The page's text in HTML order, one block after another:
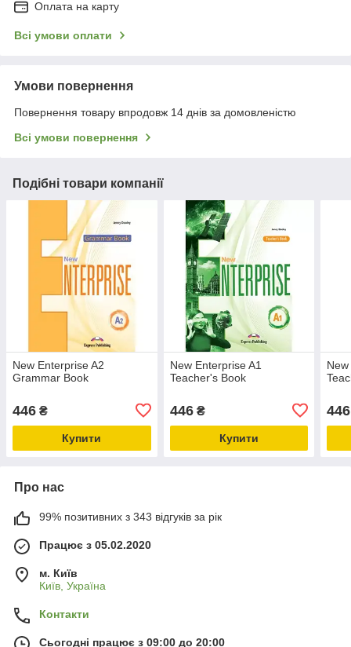
Оплата на карту
Всі умови оплати
Умови повернення
Повернення товару впродовж 14 днів за домовленістю
Всі умови повернення
Подібні товари компанії
New Enterprise A2
Grammar Book
446 ₴
Купити
New Enterprise A1
Teacher's Book
446₴
Купити
446
Про нас
99% позитивних з 343 відгуків за рік
Працює з 05.02.2020
м. Київ
Київ, Україна
Контакти
Сьогодні працює з 09:00 до 20:00